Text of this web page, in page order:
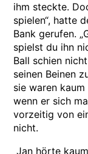
ihm steckte.
spielen“, hatte
Bank gerufen.
spielst du ihn
Ball schien
seinen Beinen
sie waren
wenn er sich
vorzeitig von
nicht.
Jan hörte